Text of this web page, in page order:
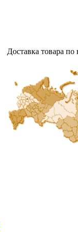
Доставка товара по